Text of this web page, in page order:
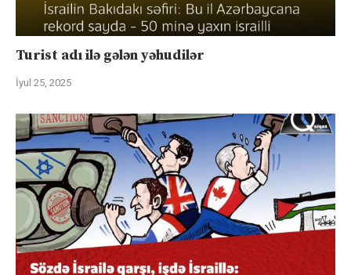
Turist adı ilə gələn yəhudilər
İyul 25, 2025